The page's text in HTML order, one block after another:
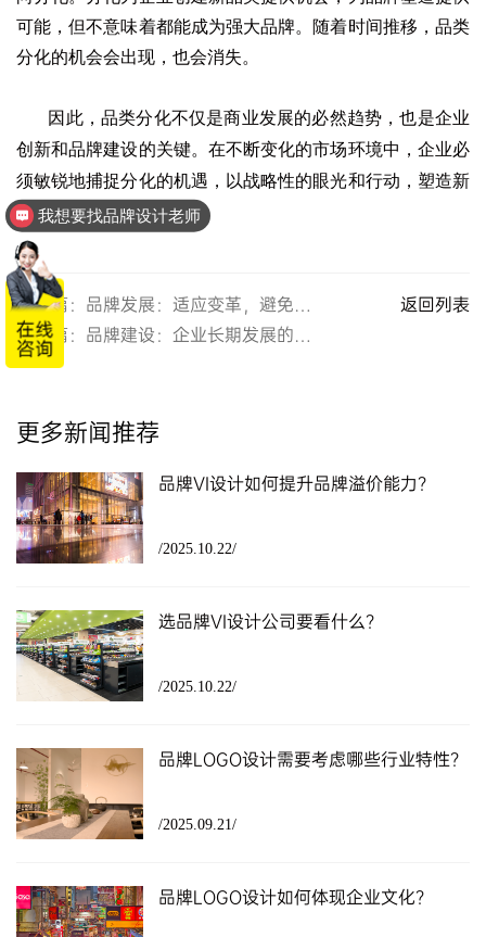
可能，但不意味着都能成为强大品牌。随着时间推移，品类
分化的机会会出现，也会消失。
因此，品类分化不仅是商业发展的必然趋势，也是企业
创新和品牌建设的关键。在不断变化的市场环境中，企业必
须敏锐地捕捉分化的机遇，以战略性的眼光和行动，塑造新
的市场和品牌。
上一篇：品牌发展：适应变革，避免误区
返回列表
下一篇：品牌建设：企业长期发展的必由之路
更多新闻推荐
品牌VI设计如何提升品牌溢价能力？
/2025.10.22/
选品牌VI设计公司要看什么？
/2025.10.22/
品牌LOGO设计需要考虑哪些行业特性？
/2025.09.21/
品牌LOGO设计如何体现企业文化？
我想要找品牌设计老师